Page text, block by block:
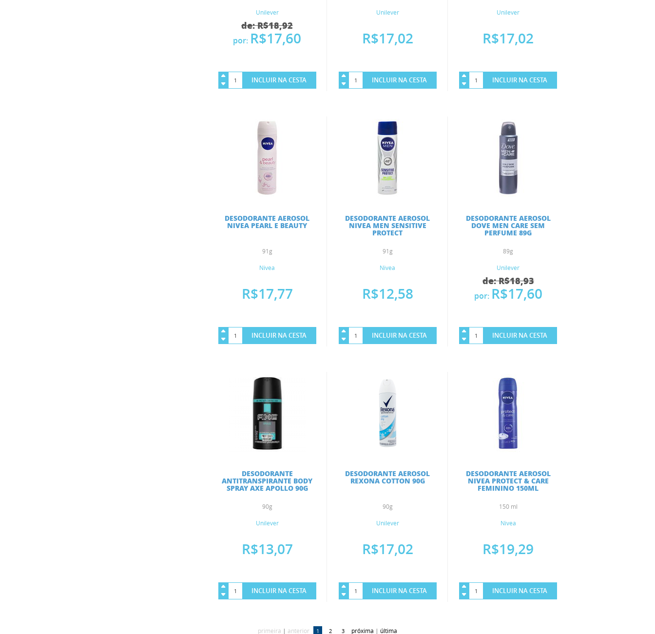
Unilever
de: R$18,92
por: R$17,60
INCLUIR NA CESTA
Unilever
R$17,02
INCLUIR NA CESTA
Unilever
R$17,02
INCLUIR NA CESTA
DESODORANTE AEROSOL
NIVEA PEARL E BEAUTY
91g
Nivea
R$17,77
INCLUIR NA CESTA
DESODORANTE AEROSOL
NIVEA MEN SENSITIVE
PROTECT
91g
Nivea
R$12,58
INCLUIR NA CESTA
DESODORANTE AEROSOL
DOVE MEN CARE SEM
PERFUME 89G
89g
Unilever
de: R$18,93
por: R$17,60
INCLUIR NA CESTA
DESODORANTE
ANTITRANSPIRANTE BODY
SPRAY AXE APOLLO 90G
90g
Unilever
R$13,07
INCLUIR NA CESTA
DESODORANTE AEROSOL
REXONA COTTON 90G
90g
Unilever
R$17,02
INCLUIR NA CESTA
DESODORANTE AEROSOL
NIVEA PROTECT & CARE
FEMININO 150ML
150 ml
Nivea
R$19,29
INCLUIR NA CESTA
primeira | anterior 1 2 3 próxima | última